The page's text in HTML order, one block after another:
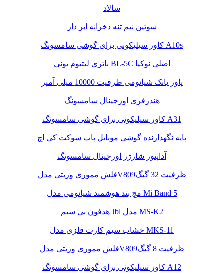
سالاد
سوتین نیم تنه دخرانه ابر دار
کاور سیلیکونی برای گوشی سامسونگ A10s
باتری لیتیوم یونی BL-5C اصلی نوکیا
پاور بانک شیائومی ظرفیت 10000 میلی آمپر
هندزفری اورجینال سامسونگ
کاور سیلیکونی برای گوشی سامسونگ A31
پایه نگهدارنده گوشی موبایل پاپ سوکت کی اچ
آداپتور شارژر اورجینال سامسونگ
فلش مموری وریتی مدلV809ظرفیت 32 گیگ
مچ بند هوشمند شیائومی مدل Mi Band 5
هدفون بی سیم Jbl مدل MS-K2
خشاب سیم کارت فلزی مدل MKS-11
فلش مموری وریتی مدلV809ظرفیت 8 گیگ
کاور سیلیکونی برای گوشی سامسونگ A12